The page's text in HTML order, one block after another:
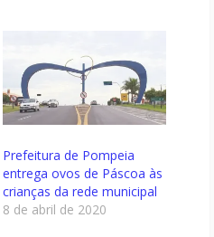
Prefeitura de Pompeia
entrega ovos de Páscoa às
crianças da rede municipal
8 de abril de 2020